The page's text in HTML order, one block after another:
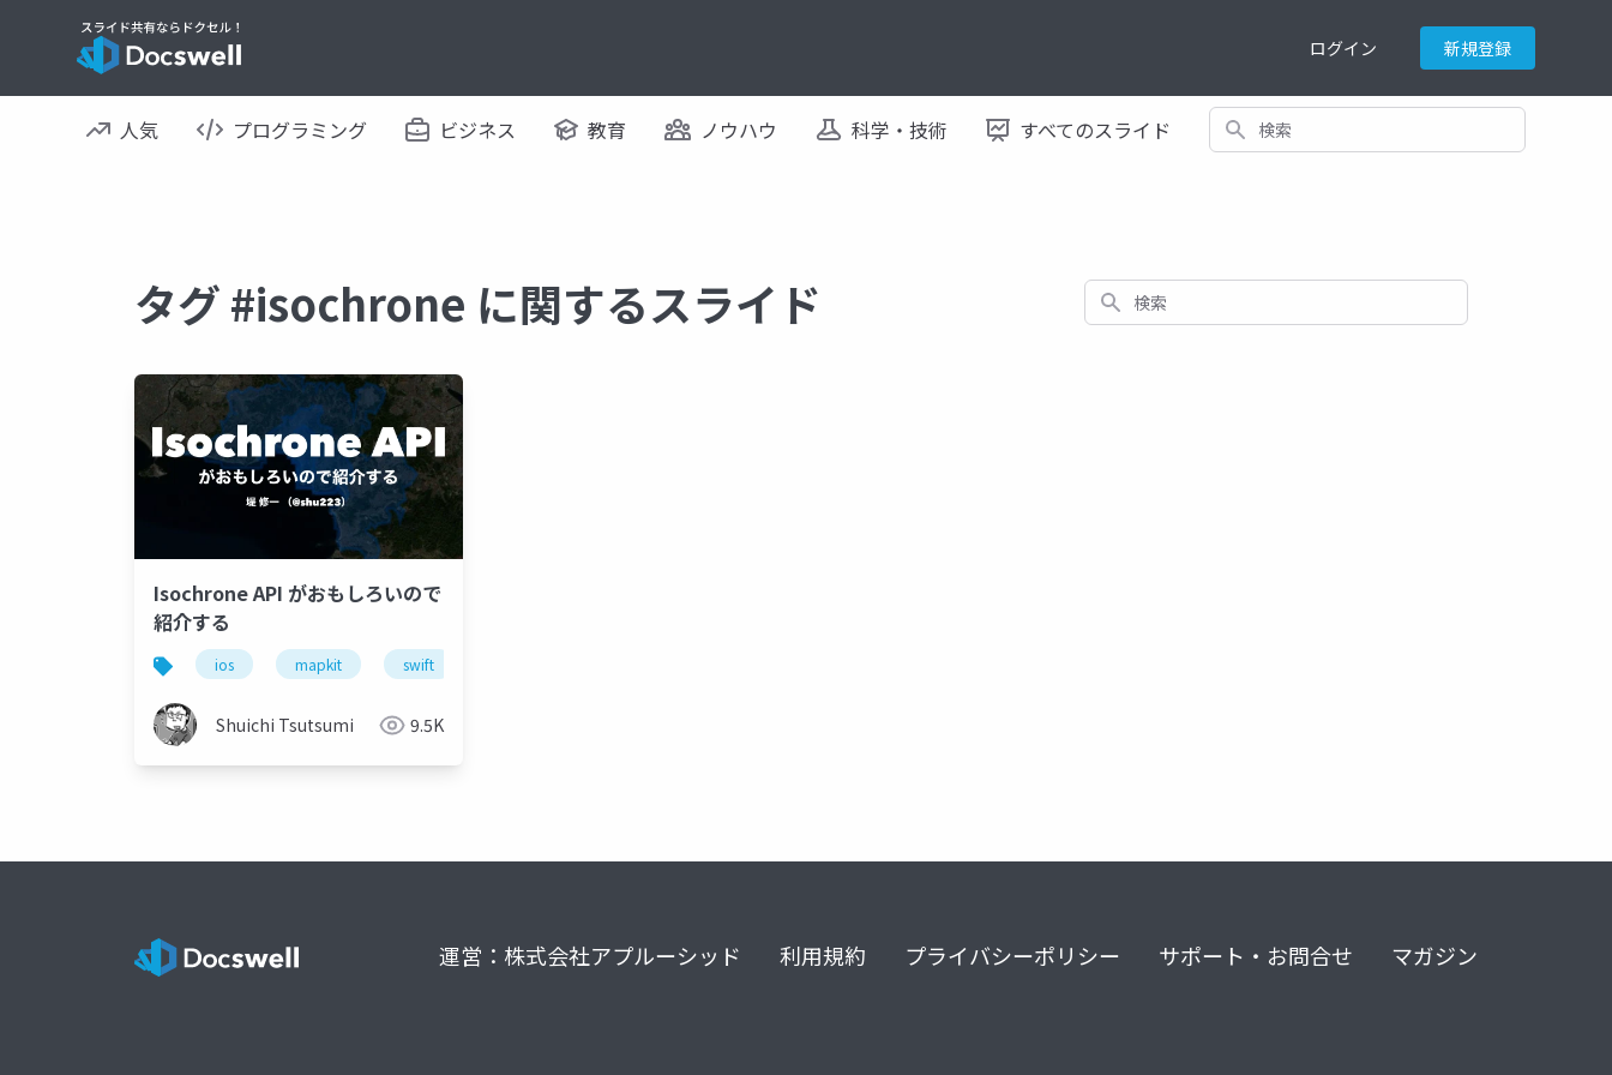
ログイン 新規登録
人気 プログラミング ビジネス 教育 ノウハウ 科学・技術 すべてのスライド 検索
タグ #isochrone に関するスライド 検索
Isochrone API がおもしろいので
紹介する
ios mapkit swift
Shuichi Tsutsumi 9.5K
運営：株式会社アプルーシッド 利用規約 プライバシーポリシー サポート・お問合せ マガジン